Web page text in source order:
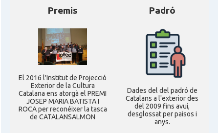
Premis
El 2016 l'Institut de Projecció
Exterior de la Cultura
Catalana ens atorgà el PREMI
JOSEP MARIA BATISTA I
ROCA per reconéixer la tasca
de CATALANSALMON
Padró
Dades del del padró de
Catalans a l'exterior des
del 2009 fins avui,
desglossat per paisos i
anys.